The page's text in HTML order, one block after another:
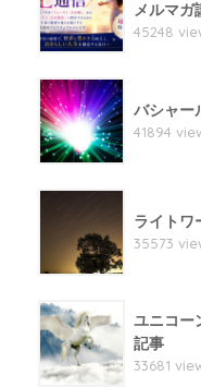
メルマガ
45248
バシャー
41894
ライトワ
35573
ユニコー
記事
33681